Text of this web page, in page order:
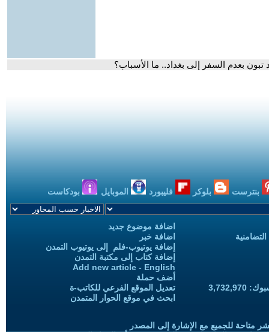
بعدم السفر إلى بغداد.. ما الأسباب؟
بنترست بلوكر فليبورد الموبايل بودكاست
اضافة موضوع جديد
اضافة خبر
إضافة يوتيوب-فلم إلى يوتيوب التمدن
إضافة كتاب إلى مكتبة التمدن
Add new article - English
أضف حملة
تعديل الموقع الفرعي للكاتب-ة
ابحث في موقع الحوار المتمدن
متاحة للجميع مع الإشارة إلى المصدر